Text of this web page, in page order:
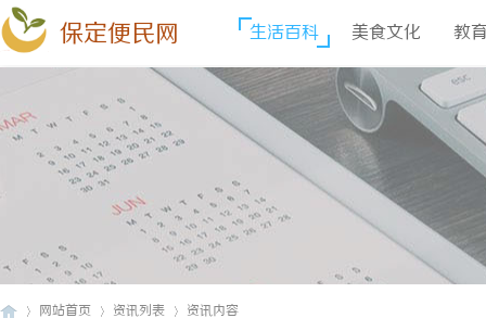
保定便民网 生活百科 美食文化 教
网站首页 资讯列表 资讯内容